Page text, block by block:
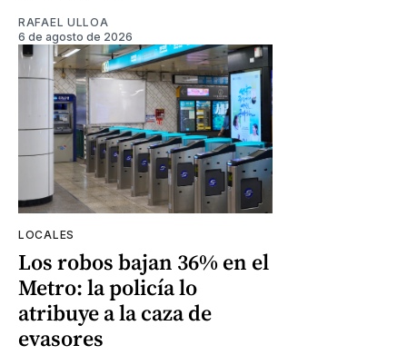
RAFAEL ULLOA
6 de agosto de 2026
LOCALES
Los robos bajan 36% en el
Metro: la policía lo
atribuye a la caza de
evasores